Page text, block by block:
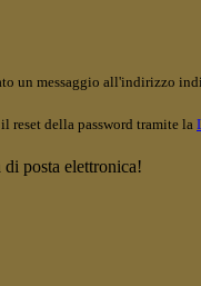
un messaggio all'indirizzo
reset della password tramite la
posta elettronica!